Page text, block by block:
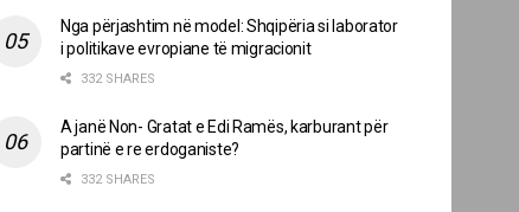
Nga përjashtim në model: Shqipëria si laborator
i politikave evropiane të migracionit
332 SHARES
A janë Non- Gratat e Edi Ramës, karburant për
partinë e re erdoganiste?
332 SHARES